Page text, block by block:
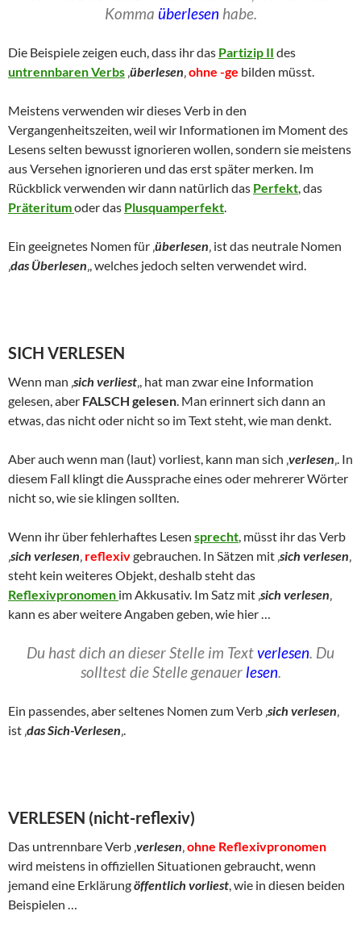
Komma überlesen habe.
Die Beispiele zeigen euch, dass ihr das Partizip II des
untrennbaren Verbs überlesen ohne -ge bilden müsst.
Meistens verwenden wir dieses Verb in den
Vergangenheitszeiten, weil wir Informationen im Moment des
Lesens selten bewusst ignorieren wollen, sondern sie meistens
aus Versehen ignorieren und das erst später merken. Im
Rückblick verwenden wir dann natürlich das Perfekt , das
Präteritumoder das Plusquamperfekt
Ein geeignetes Nomen für ‚ überlesen ‚ ist das neutrale Nomen
das Überlesen ‚, welches jedoch selten verwendet wird.
SICH VERLESEN
Wenn man ‚ sich verliest ‚, hat man zwar eine Information
gelesen, aber FALSCH gelesen . Man erinnert sich dann an
etwas, das nicht oder nicht so im Text steht, wie man denkt.
Aber auch wenn man (laut) vorliest, kann man sich ‚ verlesen ‚. In
diesem Fall klingt die Aussprache eines oder mehrerer Wörter
nicht so, wie sie klingen sollten.
Wenn ihr über fehlerhaftes Lesen sprecht , müsst ihr das Verb
sich verlesen reflexivgebrauchen. In Sätzen mit ‚ sich verlesen
steht kein weiteres Objekt, deshalb steht das
Reflexivpronomen im Akkusativ. Im Satz mit ‚ sich verlesen
kann es aber weitere Angaben geben, wie hier …
Du hast dich an dieser Stelle im Textverlesen . Du
solltest die Stelle genauer lesen
Ein passendes, aber seltenes Nomen zum Verb ‚ sich verlesen
ist ‚ das Sich-Verlesen
VERLESEN (nicht-reflexiv)
Das untrennbare Verb ‚ verlesen ohne Reflexivpronomen
wird meistens in offiziellen Situationen gebraucht, wenn
jemand eine Erklärungöffentlich vorliest , wie in diesen beiden
Beispielen …